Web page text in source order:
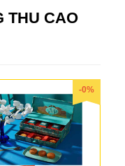
THU CAO
-0%